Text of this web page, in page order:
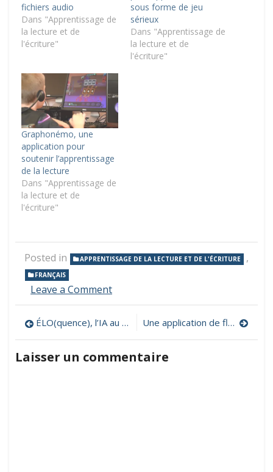
fichiers audio
Dans "Apprentissage de
la lecture et de
l'écriture"
sous forme de jeu
sérieux
Dans "Apprentissage de
la lecture et de
l'écriture"
Graphonémo, une
application pour
soutenir l’apprentissage
de la lecture
Dans "Apprentissage de
la lecture et de
l'écriture"
Posted in APPRENTISSAGE DE LA LECTURE ET DE L'ÉCRITURE ,
FRANÇAIS
Leave a Commenton
Des
ludiques
pour
familiariser
Navigation
de
l’article
ÉLO(quence), l’IA au service de l’enseignement Une application de fluence en calcul du CP au CM2 avec MathALEA
Laisser un commentaire